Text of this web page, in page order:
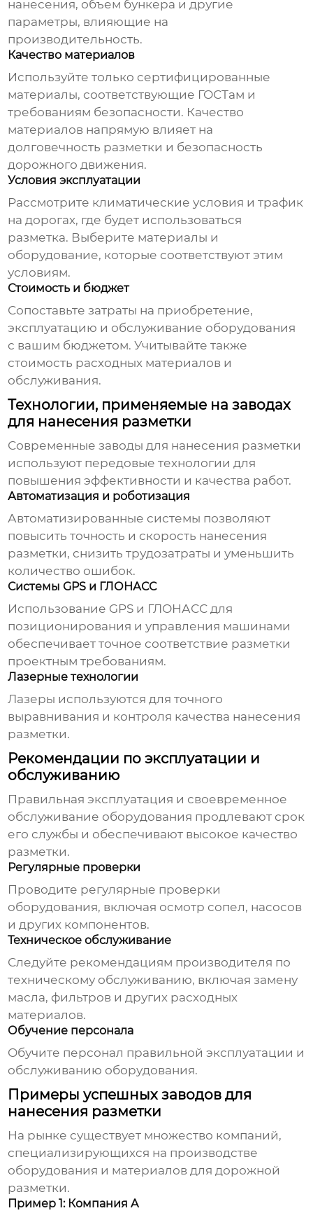
нанесения, объем бункера и другие
параметры, влияющие на
производительность.
Качество материалов
Используйте только сертифицированные
материалы, соответствующие ГОСТам и
требованиям безопасности. Качество
материалов напрямую влияет на
долговечность разметки и безопасность
дорожного движения.
Условия эксплуатации
Рассмотрите климатические условия и трафик
на дорогах, где будет использоваться
разметка. Выберите материалы и
оборудование, которые соответствуют этим
условиям.
Стоимость и бюджет
Сопоставьте затраты на приобретение,
эксплуатацию и обслуживание оборудования
с вашим бюджетом. Учитывайте также
стоимость расходных материалов и
обслуживания.
Технологии, применяемые на заводах
для нанесения разметки
Современныезаводы для нанесения разметки
используют передовые технологии для
повышения эффективности и качества работ.
Автоматизация и роботизация
Автоматизированные системы позволяют
повысить точность и скорость нанесения
разметки, снизить трудозатраты и уменьшить
количество ошибок.
Системы GPS и ГЛОНАСС
Использование GPS и ГЛОНАСС для
позиционирования и управления машинами
обеспечивает точное соответствие разметки
проектным требованиям.
Лазерные технологии
Лазеры используются для точного
выравнивания и контроля качества нанесения
разметки.
Рекомендации по эксплуатации и
обслуживанию
Правильная эксплуатация и своевременное
обслуживание оборудования продлевают срок
его службы и обеспечивают высокое качество
разметки.
Регулярные проверки
Проводите регулярные проверки
оборудования, включая осмотр сопел, насосов
и других компонентов.
Техническое обслуживание
Следуйте рекомендациям производителя по
техническому обслуживанию, включая замену
масла, фильтров и других расходных
материалов.
Обучение персонала
Обучите персонал правильной эксплуатации и
обслуживанию оборудования.
Примеры успешных заводов для
нанесения разметки
На рынке существует множество компаний,
специализирующихся на производстве
оборудования и материалов для дорожной
разметки.
Пример 1: Компания A